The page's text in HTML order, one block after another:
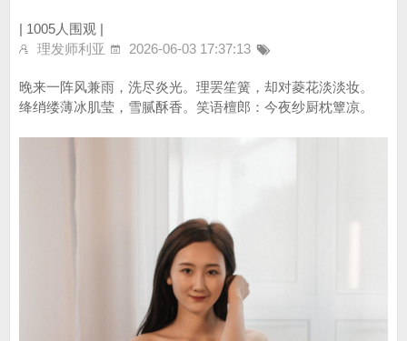
| 1005人围观 |
理发师利亚
2026-06-03 17:37:13
晚来一阵风兼雨，洗尽炎光。理罢笙簧，却对菱花淡淡妆。
绛绡缕薄冰肌莹，雪腻酥香。笑语檀郎：今夜纱厨枕簟凉。